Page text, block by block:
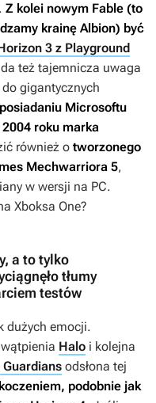
Z kolei nowym Fable (to
krainę Albion) być
3 z Playground
też tajemnicza uwaga
gigantycznych
Microsoftu
roku marka
również o tworzonego
Mechwarriora 5,
w wersji na PC.
Xboksa One?
a to tylko
tłumy
testów
dużych emocji.
Halo i kolejna
odsłona tej
podobnie jak